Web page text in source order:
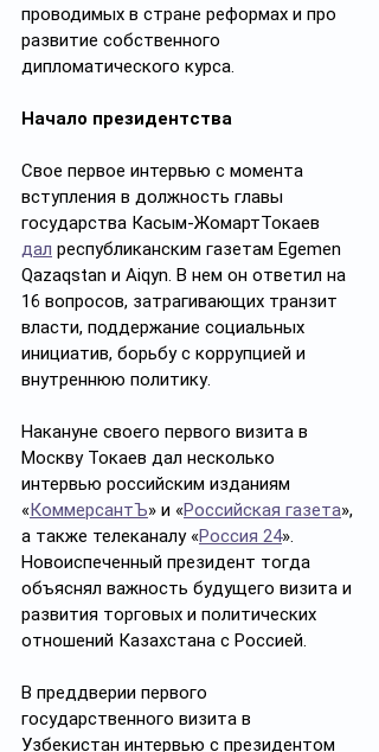
проводимых в стране реформах и про
развитие собственного
дипломатического курса.
Начало президентства
Свое первое интервью с момента
вступления в должность главы
государства Касым-ЖомартТокаев
дал республиканским газетам Egemen
Qazaqstan и Aiqyn. В нем он ответил на
16 вопросов, затрагивающих транзит
власти, поддержание социальных
инициатив, борьбу с коррупцией и
внутреннюю политику.
Накануне своего первого визита в
Москву Токаев дал несколько
интервью российским изданиям
«КоммерсантЪ» и «Российская газета»,
а также телеканалу «Россия 24».
Новоиспеченный президент тогда
объяснял важность будущего визита и
развития торговых и политических
отношений Казахстана с Россией.
В преддверии первого
государственного визита в
Узбекистан интервью с президентом